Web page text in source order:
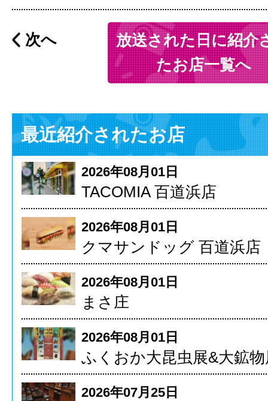
次へ
放送された日に紹介
たお店一覧へ
最近紹介されたお店
2026年08月01日
TACOMIA 百道浜店
2026年08月01日
クマサンドッグ 百道浜店
2026年08月01日
まさ庄
2026年08月01日
ふくおか大昆虫展&大鉱物
2026年07月25日